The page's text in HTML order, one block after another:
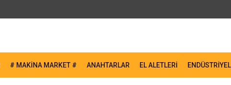
# MAKİNA MARKET # ANAHTARLAR EL ALETLERİ ENDÜSTRİYEL